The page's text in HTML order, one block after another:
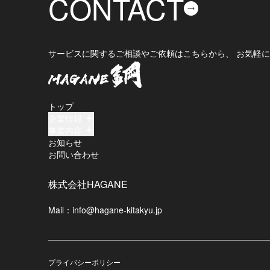
サービスに関するご相談やご依頼はこちらから、 お気軽に
トップ
お知らせ
お問い合わせ
株式会社HAGANE
Mail： info@hagane-kitakyu.jp
プライバシーポリシー